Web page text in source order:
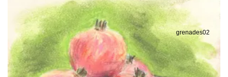
grenades02